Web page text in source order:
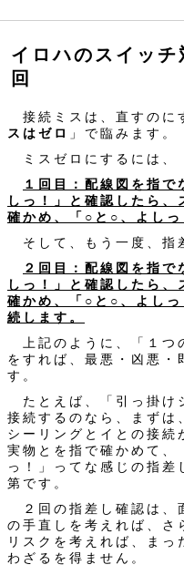
イロハのスイッチ
回
接続ミスは、直すのに
スはゼロ
」で臨みます。
ミスゼロにするには、
１回目：配線図を指で
しっ！」と確認したら
確かめ、「○と○、よしっ
そして、もう一度、指
２回目：配線図を指で
しっ！」と確認したら
確かめ、「○と○、よし
続します。
上記のように、「１つ
をすれば、最悪・凶悪・
す。
たとえば、「引っ掛け
接続するのなら、まずは
シーリングとイとの接続
実物とを指で確かめて、
っ！」ってな感じの指差
第です。
２回の指差し確認は、
の手直しを考えれば、さ
リスクを考えれば、まっ
わざるを得ません。